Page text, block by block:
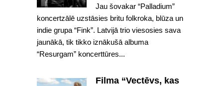
Jau šovakar “Palladium”
koncertzālē uzstāsies britu folkroka, blūza un
indie grupa “Fink”. Latvijā trio viesosies sava
jaunākā, tik tikko iznākušā albuma
“Resurgam” koncerttūres...
Filma “Vectēvs, kas